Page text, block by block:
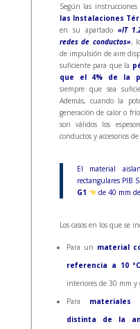
Según las instrucciones
las Instalaciones
en su apartado «IT
redes de conductos»,
de impulsión de aire
suficiente para que la
que el 4% de la
siempre que sea
Además, cuando la
generación de calor o frío
son válidos los
conductos y accesorios
El material
rectangulares PIB
G1
de 40 mm
Los casos en los que se
Para un material
referencia a 10
interiores de 30 mm y
Para materiales
distinta de la